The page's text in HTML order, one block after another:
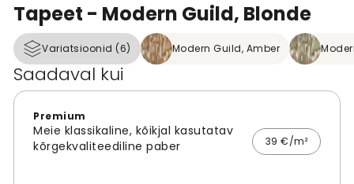
Tapeet - Modern Guild, Blonde
Variatsioonid (6) Modern Guild, Amber
Saadaval kui
Premium
Meie klassikaline, kõikjal kasutatav
kõrgekvaliteediline paber
39 €/m²